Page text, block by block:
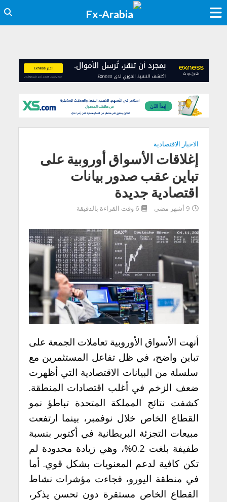
الاخبار الاقتصادية
إغلاقات الأسواق أوروبية على
تباين عقب صدور بيانات
اقتصادية جديدة
9 أشهر مضى 6 وقت القراءة بالدقيقة
أنهت الأسواق الأوروبية تعاملات الجمعة على
تباين واضح، في ظل تفاعل المستثمرين مع
سلسلة من البيانات الاقتصادية التي أظهرت
ضعف الزخم في أغلب اقتصادات المنطقة.
كشفت نتائج المملكة المتحدة تباطؤ نمو
القطاع الخاص خلال نوفمبر، بينما ارتفعت
مبيعات التجزئة البريطانية في أكتوبر بنسبة
طفيفة بلغت 0.2%، وهي زيادة محدودة لم
تكن كافية لدعم المعنويات بشكل قوي. أما
في منطقة اليورو، فجاءت مؤشرات نشاط
القطاع الخاص مستقرة دون تحسن يذكر،